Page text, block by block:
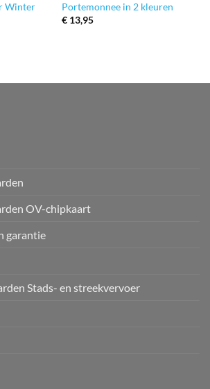
Winter
Portemonnee in 2 kleuren
€13,95
OV-chipkaart
garantie
Stads- en streekvervoer